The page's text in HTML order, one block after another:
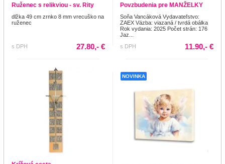
Ruženec s relikviou - sv. Rity
dlžka 49 cm zrnko 8 mm vrecuško na
ruženec
s DPH 27.80,- €
Povzbudenia pre MANŽELKY
Soňa Vancáková Vydavateľstvo:
ZAEX Väzba: viazaná / tvrdá obálka
Rok vydania: 2025 Počet strán: 176
Jaz...
s DPH
11.90,- €
NOVINKA